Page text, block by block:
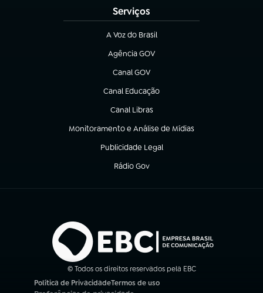
Serviços
A Voz do Brasil
(abre em nova aba)
Agência GOV
(abre em nova aba)
Canal GOV
(abre em nova aba)
Canal Educação
(abre em nova aba)
Canal Libras
(abre em nova aba)
Monitoramento e Análise de Mídias
(abre em nova aba)
Publicidade Legal
(abre em nova aba)
Rádio Gov
(abre em nova aba)
© Todos os direitos reservados pela EBC
Política de Privacidade
(abre em nova aba)
Termos de uso
(abre em nova aba)